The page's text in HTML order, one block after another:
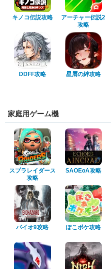
キノコ伝説攻略
アーチャー伝説2
攻略
DDFF攻略 星屑の絆攻略
家庭用ゲーム機
スプラレイダース
攻略
SAOEoA攻略
バイオ9攻略 ぽこポケ攻略